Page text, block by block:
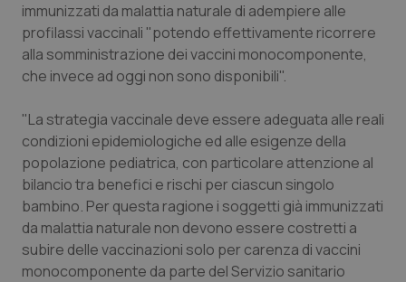
Sicilia
Toscana
Umbria
Valle D’Aosta
Veneto
Neuroscienze & patologie neurodegenerative
Obesità
Oftalmologia
Oncodermatologia
Oncoematologia
Oncologia & Nutrizione
immunizzati da malattia naturale di adempiere alle
profilassi vaccinali "potendo effettivamente ricorrere
alla somministrazione dei vaccini monocomponente,
che invece ad oggi non sono disponibili".
"La strategia vaccinale deve essere adeguata alle reali
condizioni epidemiologiche ed alle esigenze della
popolazione pediatrica, con particolare attenzione al
bilancio tra benefici e rischi per ciascun singolo
bambino. Per questa ragione i soggetti già immunizzati
da malattia naturale non devono essere costretti a
subire delle vaccinazioni solo per carenza di vaccini
monocomponente da parte del Servizio sanitario